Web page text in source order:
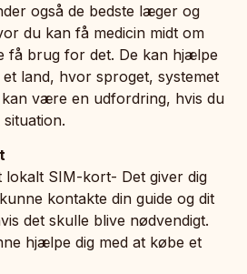
også de bedste læger og
du kan få medicin midt om
få brug for det. De kan hjælpe
et land, hvor sproget, systemet
være en udfordring, hvis du
lokalt SIM-kort- Det giver dig
kontakte din guide og dit
det skulle blive nødvendigt.
hjælpe dig med at købe et